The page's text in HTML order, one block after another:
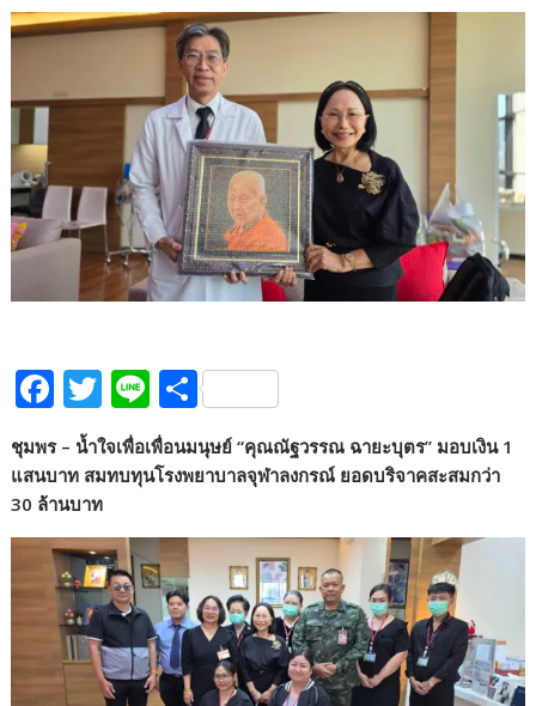
F
ac
e
b
o
o
k
T
w
itt
er
Li
n
e
S
ar
ชุมพร – น้ำใจเพื่อเพื่อนมนุษย์ “คุณณัฐวรรณ ฉายะบุตร” มอบเงิน 1
แสนบาท สมทบทุนโรงพยาบาลจุฬาลงกรณ์ ยอดบริจาคสะสมกว่า
30 ล้านบาท